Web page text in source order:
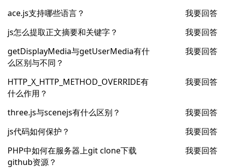
ace.js支持哪些语言？
我要回答
js怎么提取正文摘要和关键字？
我要回答
getDisplayMedia与getUserMedia有什
么区别与不同？
我要回答
HTTP_X_HTTP_METHOD_OVERRIDE有
什么作用？
我要回答
three.js与scenejs有什么区别？
我要回答
js代码如何保护？
我要回答
PHP中如何在服务器上git clone下载
github资源？
我要回答